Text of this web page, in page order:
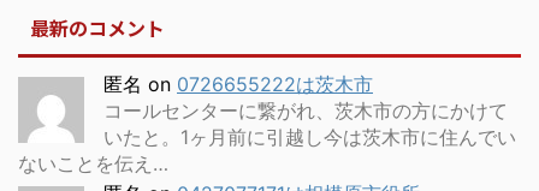
最新のコメント
匿名 on 0726655222は茨木市
コールセンターに繋がれ、茨木市の方にかけて
いたと。1ヶ月前に引越し今は茨木市に住んでい
ないことを伝え…